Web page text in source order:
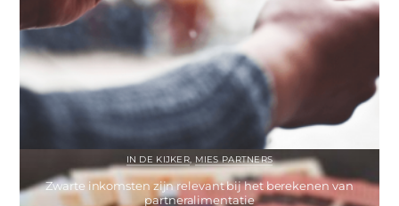
IN DE KIJKER, MIES PARTNERS
Zwarte inkomsten zijn relevant bij het berekenen van
partneralimentatie